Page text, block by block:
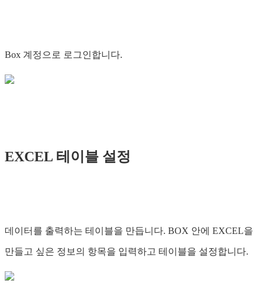
Box 계정으로 로그인합니다.
EXCEL 테이블 설정
데이터를 출력하는 테이블을 만듭니다. BOX 안에 EXCEL을
만들고 싶은 정보의 항목을 입력하고 테이블을 설정합니다.